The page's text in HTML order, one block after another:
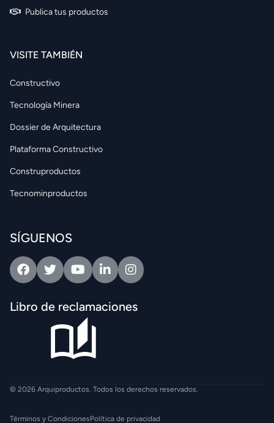
Publica tus productos
VISITE TAMBIÉN
Constructivo
Tecnología Minera
Dossier de Arquitectura
Plataforma Constructivo
Construproductos
Tecnominproductos
SÍGUENOS
FacebookTwitterYoutubeLinkedinIntagram
Libro de reclamaciones
© 2026 Arquiproductos. Todos los derechos reservados.
Términos y CondicionesPolítica de privacidad